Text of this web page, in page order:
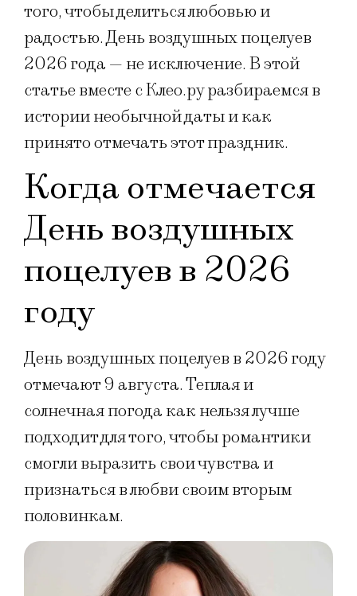
того, чтобы делиться любовью и
радостью. День воздушных поцелуев
2026 года — не исключение. В этой
статье вместе с Клео.ру разбираемся в
истории необычной даты и как
принято отмечать этот праздник.
Когда отмечается
День воздушных
поцелуев в 2026
году
День воздушных поцелуев в 2026 году
отмечают 9 августа. Теплая и
солнечная погода как нельзя лучше
подходит для того, чтобы романтики
смогли выразить свои чувства и
признаться в любви своим вторым
половинкам.